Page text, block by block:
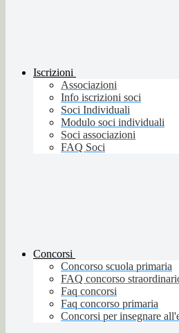
Iscrizioni
Associazioni
Info iscrizioni soci
Soci Individuali
Modulo soci individuali
Soci associazioni
FAQ Soci
Concorsi
Concorso scuola primaria
FAQ concorso
Faq concorsi
Faq concorso primaria
Concorsi per insegnare